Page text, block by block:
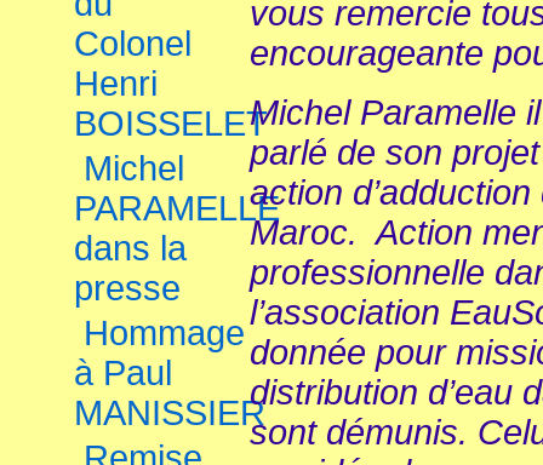
Colonel
Henri
BOISSELET
Michel
PARAMELLE
dans la
presse
Hommage
à Paul
MANISSIER
vous remercie
encourageante
Michel Paramelle
parlé de son
action
Maroc. Action
professionnelle
l’association
donnée pour
distribution d’eau
sont démunis.